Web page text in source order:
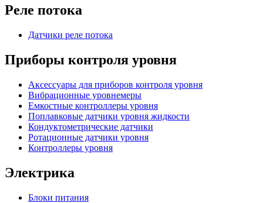
Реле потока
Датчики реле потока
Приборы контроля уровня
Аксессуары для приборов контроля уровня
Вибрационные уровнемеры
Емкостные контроллеры уровня
Поплавковые датчики уровня жидкости
Кондуктометрические датчики
Ротационные датчики уровня
Контроллеры уровня
Электрика
Блоки питания